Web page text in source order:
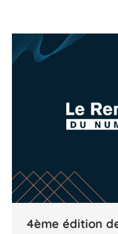
4ème édition